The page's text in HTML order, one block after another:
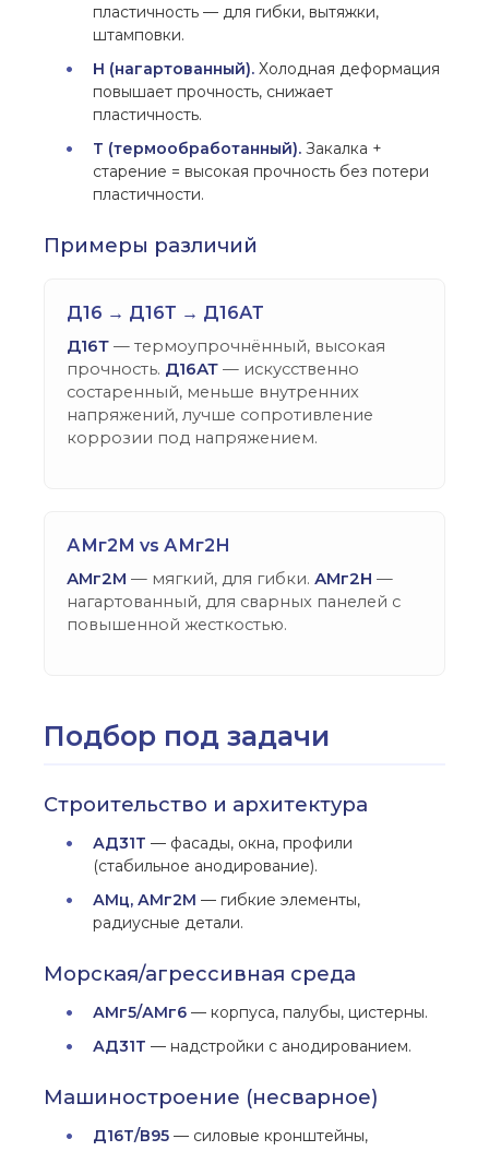
пластичность — для гибки, вытяжки,
штамповки.
Н (нагартованный). Холодная деформация
повышает прочность, снижает
пластичность.
Т (термообработанный). Закалка +
старение = высокая прочность без потери
пластичности.
Примеры различий
Д16 → Д16Т → Д16АТ
Д16Т — термоупрочнённый, высокая
прочность. Д16АТ — искусственно
состаренный, меньше внутренних
напряжений, лучше сопротивление
коррозии под напряжением.
АМг2М vs АМг2Н
АМг2М — мягкий, для гибки. АМг2Н —
нагартованный, для сварных панелей с
повышенной жесткостью.
Подбор под задачи
Строительство и архитектура
АД31Т — фасады, окна, профили
(стабильное анодирование).
АМц, АМг2М — гибкие элементы,
радиусные детали.
Морская/агрессивная среда
АМг5/АМг6 — корпуса, палубы, цистерны.
АД31Т — надстройки с анодированием.
Машиностроение (несварное)
Д16Т/В95 — силовые кронштейны,